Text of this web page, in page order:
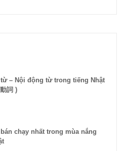
– Nội động từ trong tiếng Nhật
詞 )
chạy nhất trong mùa nắng